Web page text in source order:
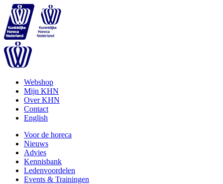
Webshop
Mijn KHN
Over KHN
Contact
English
Voor de horeca
Nieuws
Advies
Kennisbank
Ledenvoordelen
Events & Trainingen